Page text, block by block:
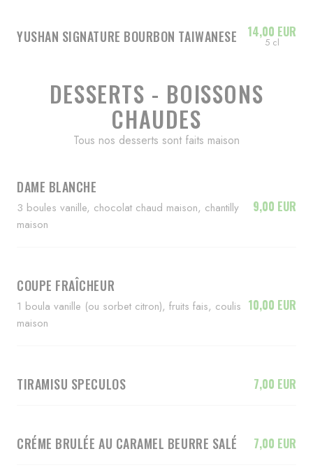
YUSHAN SIGNATURE BOURBON TAIWANESE 14,00 EUR
5 cl
DESSERTS - BOISSONS
CHAUDES
Tous nos desserts sont faits maison
DAME BLANCHE
3 boules vanille, chocolat chaud maison, chantilly
maison
9,00 EUR
COUPE FRAÎCHEUR
1 boula vanille (ou sorbet citron), fruits fais, coulis
maison
10,00 EUR
TIRAMISU SPECULOS 7,00 EUR
CRÉME BRULÉE AU CARAMEL BEURRE SALÉ 7,00 EUR